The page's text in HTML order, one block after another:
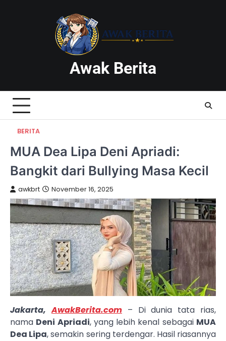
Awak Berita
BERITA
MUA Dea Lipa Deni Apriadi:
Bangkit dari Bullying Masa Kecil
awkbrt November 16, 2025
Jakarta,AwakBerita.com– Di dunia tata rias,
nama Deni Apriadi, yang lebih kenal sebagai MUA
Dea Lipa, semakin sering terdengar. Hasil riasannya